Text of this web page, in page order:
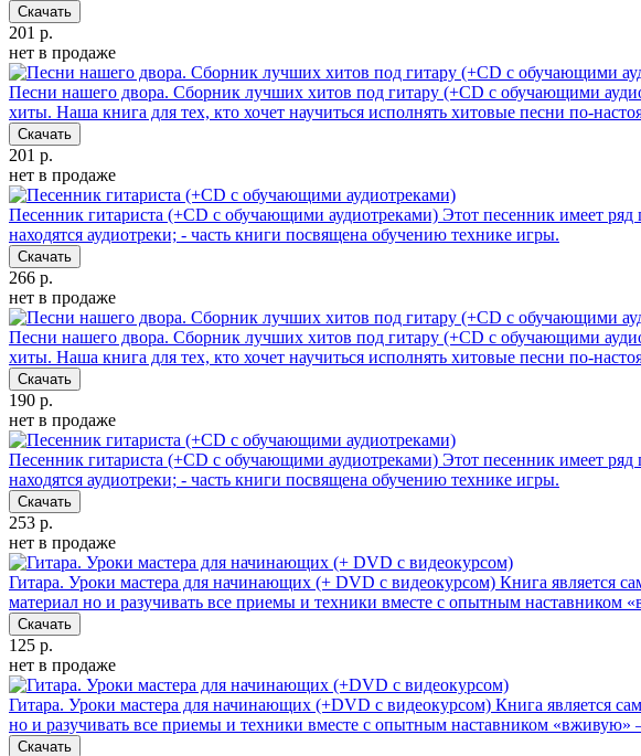
Скачать
201 р.
нет в продаже
Песни нашего двора. Сборник лучших хитов под гитару (+CD с обучающими
хиты. Наша книга для тех, кто хочет научиться исполнять хитовые песни по-
Скачать
201 р.
нет в продаже
Песенник гитариста (+СD с обучающими аудиотреками) Этот песенник имеет
находятся аудиотреки; - часть книги посвящена обучению технике игры.
Скачать
266 р.
нет в продаже
Песни нашего двора. Сборник лучших хитов под гитару (+CD с обучающими
хиты. Наша книга для тех, кто хочет научиться исполнять хитовые песни по-
Скачать
190 р.
нет в продаже
Песенник гитариста (+СD с обучающими аудиотреками) Этот песенник имеет
находятся аудиотреки; - часть книги посвящена обучению технике игры.
Скачать
253 р.
нет в продаже
Гитара. Уроки мастера для начинающих (+ DVD с видеокурсом) Книга является
материал но и разучивать все приемы и техники вместе с опытным
Скачать
125 р.
нет в продаже
Гитара. Уроки мастера для начинающих (+DVD с видеокурсом) Книга является
но и разучивать все приемы и техники вместе с опытным наставником
Скачать